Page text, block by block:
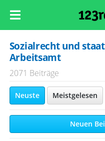
Sozialrecht und
Arbeitsamt
2071 Beiträge
Neuste Meistgelesen
Neuen